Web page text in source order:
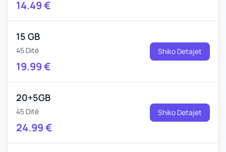
14.49€
15 GB
45 Ditë
19.99€
Shiko Detajet
20+5GB
45 Ditë
24.99€
Shiko Detajet